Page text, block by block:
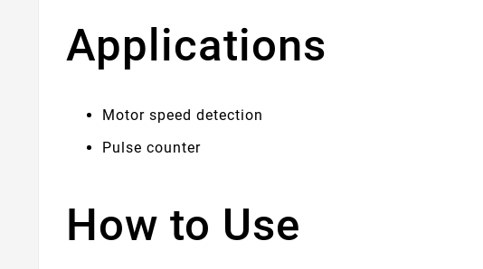
Applications
Motor speed detection
Pulse counter
How to Use